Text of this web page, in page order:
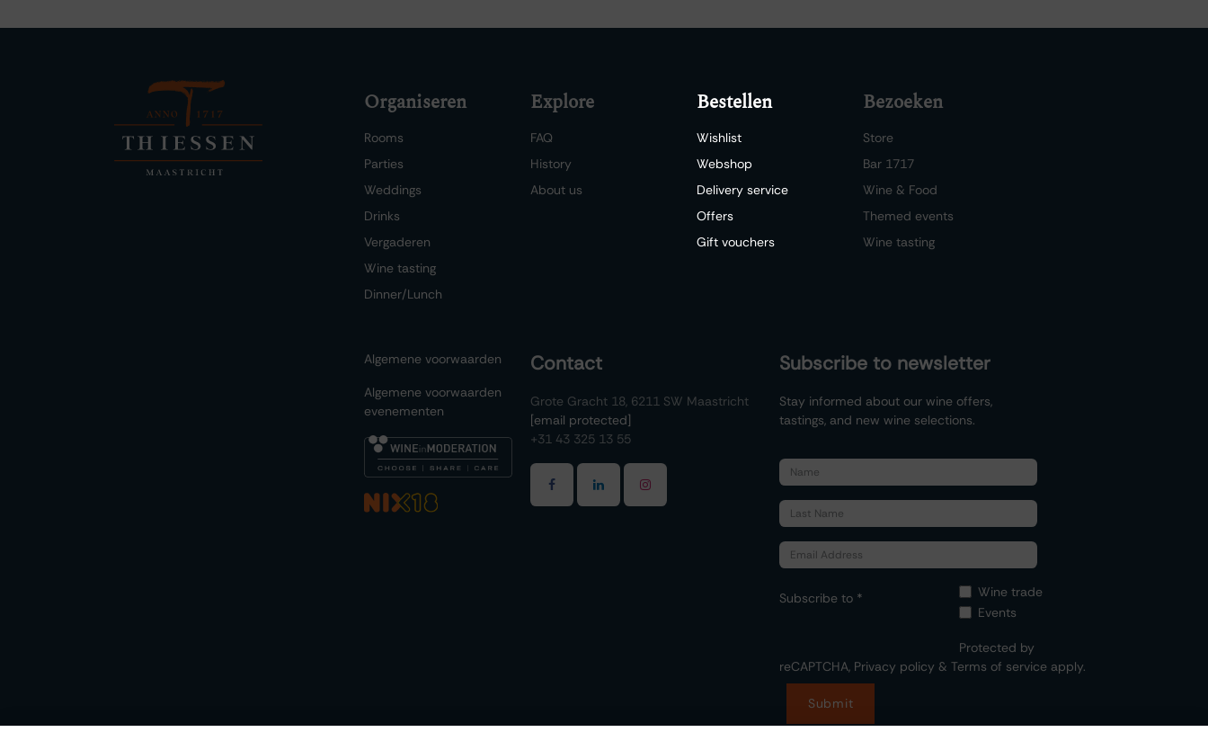
Organiseren
Rooms
Parties
Weddings
Drinks
Vergaderen
Wine tasting
Dinner/Lunch
Explore
FAQ
History
About us
Bestellen
Wishlist
Webshop
Delivery service
Offers
Gift vouchers
Bezoeken
Store
Bar 1717
Wine & Food
Themed events
Wine tasting
Algemene voorwaarden
Algemene voorwaarden
evenementen
Contact
Grote Gracht 18, 6211 SW Maastricht
[email protected]
+31 43 325 13 55
Subscribe to newsletter
Stay informed about our wine offers,
tastings, and new wine selections.
Subscribe to *
Wine trade
Events
Protected by
reCAPTCHA, Privacy policy & Terms of service apply.
Submit